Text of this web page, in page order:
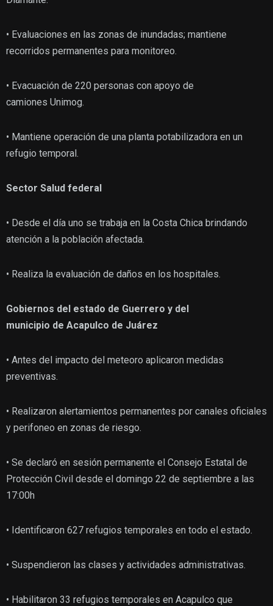
• Evaluaciones en las zonas de inundadas; mantiene
recorridos permanentes para monitoreo.
• Evacuación de 220 personas con apoyo de
camiones Unimog.
• Mantiene operación de una planta potabilizadora en un
refugio temporal.
Sector Salud federal
• Desde el día uno se trabaja en la Costa Chica brindando
atención a la población afectada.
• Realiza la evaluación de daños en los hospitales.
Gobiernos del estado de Guerrero y del
municipio de Acapulco de Juárez
• Antes del impacto del meteoro aplicaron medidas
preventivas.
• Realizaron alertamientos permanentes por canales oficiales
y perifoneo en zonas de riesgo.
• Se declaró en sesión permanente el Consejo Estatal de
Protección Civil desde el domingo 22 de septiembre a las
17:00h
• Identificaron 627 refugios temporales en todo el estado.
• Suspendieron las clases y actividades administrativas.
• Habilitaron 33 refugios temporales en Acapulco que